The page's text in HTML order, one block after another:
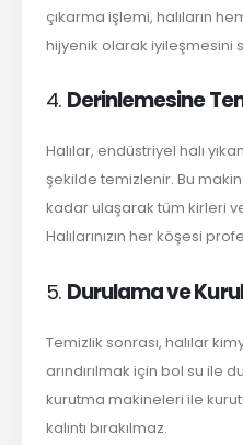
çıkarma işlemi, halıların
hijyenik olarak iyileşmesini
4. Derinlemesine
Halılar, endüstriyel halı
şekilde temizlenir. Bu
kadar ulaşarak tüm kirleri
Halılarınızın her köşesi
5. Durulama ve
Temizlik sonrası, halılar
arındırılmak için bol su ile
kurutma makineleri ile
kalıntı bırakılmaz.